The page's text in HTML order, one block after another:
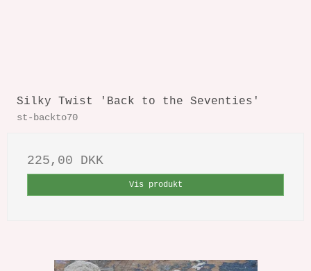
Silky Twist 'Back to the Seventies'
st-backto70
225,00 DKK
Vis produkt